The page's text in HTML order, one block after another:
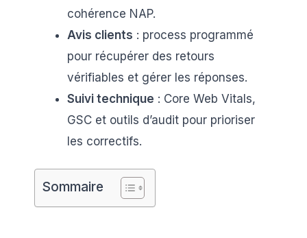
cohérence NAP.
Avis clients : process programmé
pour récupérer des retours
vérifiables et gérer les réponses.
Suivi technique : Core Web Vitals,
GSC et outils d’audit pour prioriser
les correctifs.
Sommaire